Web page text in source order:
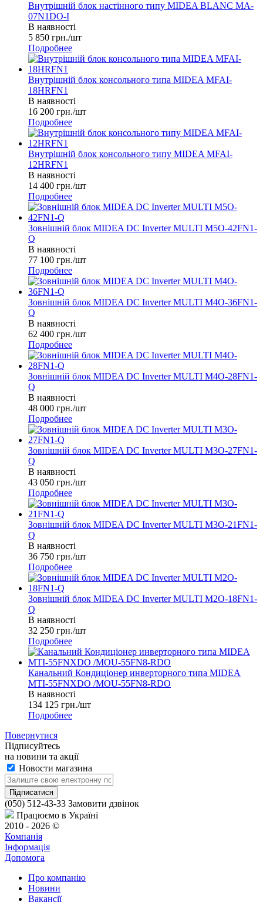
Внутрішній блок настінного типу MIDEA BLANC MA-
07N1DO-I
В наявності
5 850 грн./шт
Подробнее
Внутрішній блок консольного типа MIDEA MFAI-
18HRFN1
В наявності
16 200 грн./шт
Подробнее
Внутрішній блок консольного типу MIDEA MFAI-
12HRFN1
В наявності
14 400 грн./шт
Подробнее
Зовнішній блок MIDEA DC Inverter MULTI M5O-42FN1-
Q
В наявності
77 100 грн./шт
Подробнее
Зовнішній блок MIDEA DC Inverter MULTI M4O-36FN1-
Q
В наявності
62 400 грн./шт
Подробнее
Зовнішній блок MIDEA DC Inverter MULTI M4O-28FN1-
Q
В наявності
48 000 грн./шт
Подробнее
Зовнішній блок MIDEA DC Inverter MULTI M3O-27FN1-
Q
В наявності
43 050 грн./шт
Подробнее
Зовнішній блок MIDEA DC Inverter MULTI M3O-21FN1-
Q
В наявності
36 750 грн./шт
Подробнее
Зовнішній блок MIDEA DC Inverter MULTI M2O-18FN1-
Q
В наявності
32 250 грн./шт
Подробнее
Канальний Кондиціонер инверторного типа MIDEA
MTI-55FNXDO /MOU-55FN8-RDO
В наявності
134 125 грн./шт
Подробнее
Повернутися
Підписуйтесь
на новини та акції
Новости магазина
(050) 512-43-33 Замовити дзвінок
Працюємо в Україні
2010 - 2026 ©
Компанія
Інформація
Допомога
Про компанію
Новини
Вакансії